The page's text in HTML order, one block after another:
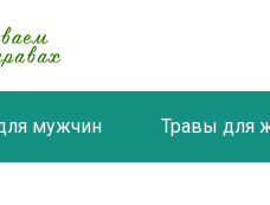
мужчин Травы для